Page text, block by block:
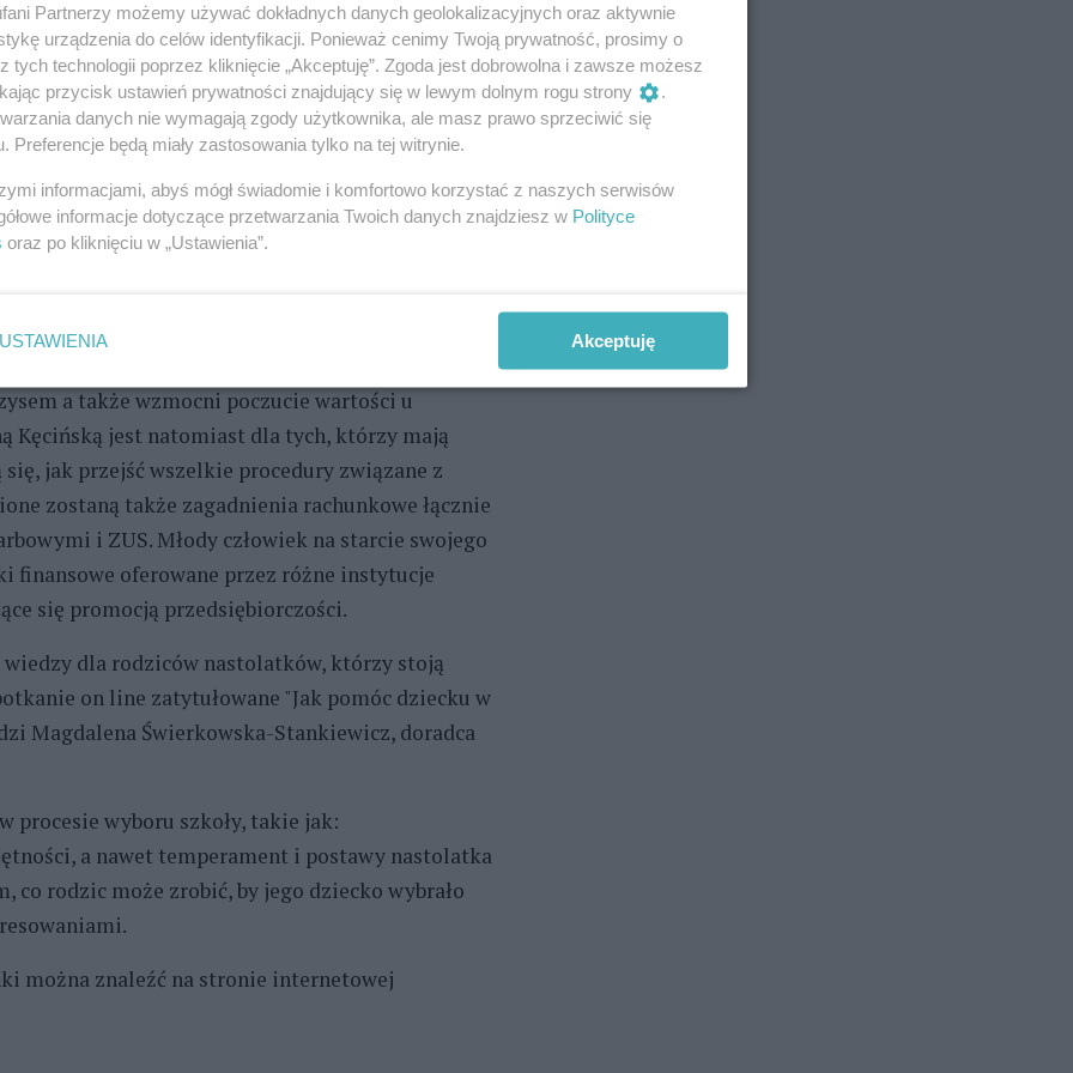
Gościem specjalnym Tygodnia Kariery jest
im. Leonida Teligi, autor książki „Trzymam
o tym, jak łączyć prace na morzu z pasją.
Zawodowej zaprosili również Michała
nowoczesnej platformy i agencji dla freelancerów
budowania siebie, własnej kariery, całego życia.
i profilaktyki przeciwdziałania
Uzależnieniom zwróci uwagę, jak
wsparcia i pomocy. Z kolei Joanna Flis -
i współuzależnienia, współautorka raportu
pomocy i wsparcia dla rodzin oraz
a także wzmocni poczucie wartości u
Kęcińską jest natomiast dla tych, którzy mają
jak przejść wszelkie procedury związane z
zostaną także zagadnienia rachunkowe łącznie
i ZUS. Młody człowiek na starcie swojego
finansowe oferowane przez różne instytucje
się promocją przedsiębiorczości.
dla rodziców nastolatków, którzy stoją
on line zatytułowane "Jak pomóc dziecku w
Magdalena Świerkowska-Stankiewicz, doradca
procesie wyboru szkoły, takie jak:
a nawet temperament i postawy nastolatka
co rodzic może zrobić, by jego dziecko wybrało
można znaleźć na stronie internetowej
Partnerzy możemy używać dokładnych danych geolokalizacyjnych oraz aktywnie
urządzenia do celów identyfikacji. Ponieważ cenimy Twoją prywatność, prosimy o
tych technologii poprzez kliknięcie „Akceptuję”. Zgoda jest dobrowolna i zawsze możesz
przycisk ustawień prywatności znajdujący się w lewym dolnym rogu strony
.
danych nie wymagają zgody użytkownika, ale masz prawo sprzeciwić się
Preferencje będą miały zastosowania tylko na tej witrynie.
informacjami, abyś mógł świadomie i komfortowo korzystać z naszych serwisów
informacje dotyczące przetwarzania Twoich danych znajdziesz w Polityce
oraz po kliknięciu w „Ustawienia”.
USTAWIENIA Akceptuję